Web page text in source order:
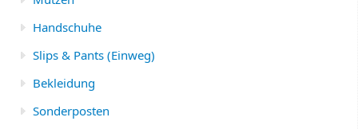
Handschuhe
Slips & Pants (Einweg)
Bekleidung
Sonderposten